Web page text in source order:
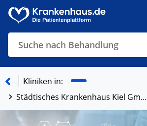
Suche nach Behandlung
Kliniken in:
Städtisches Krankenhaus Kiel GmbH